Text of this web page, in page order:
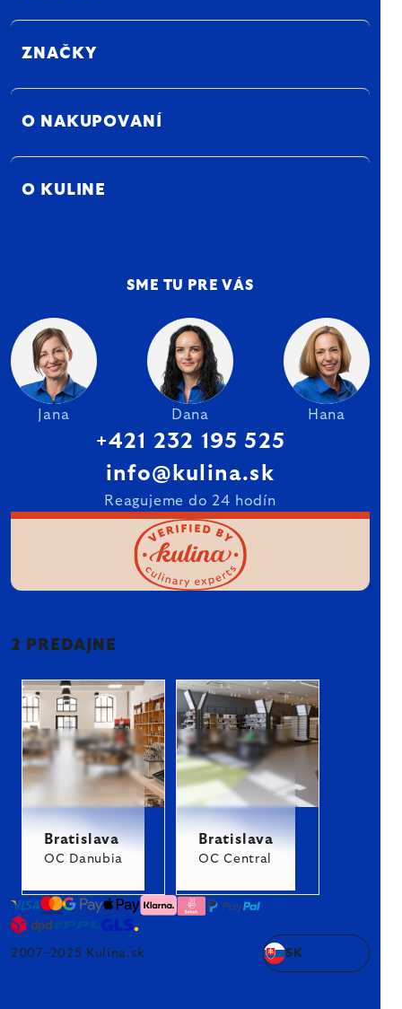
ZNAČKY
O NAKUPOVANÍ
O KULINE
SME TU PRE VÁS
Jana Dana Hana
+421 232 195 525
info@kulina.sk
Reagujeme do 24 hodín
2 PREDAJNE
Bratislava
OC Danubia
Bratislava
OC Central
2007–2025 Kulina.sk SK